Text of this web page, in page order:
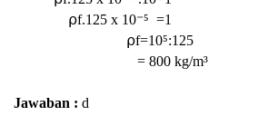
⍴f.125 x 10⁻⁵ =1
⍴f=10⁵:125
= 800 kg/m³
Jawaban : d